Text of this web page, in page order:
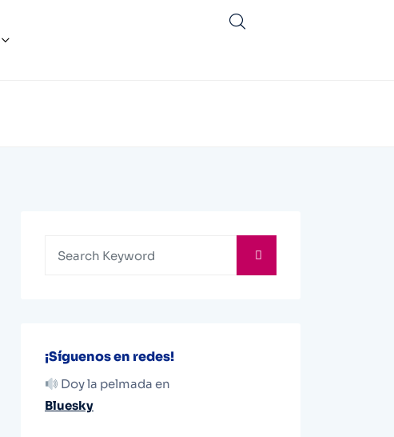
¡Síguenos en redes!
Doy la pelmada en
Bluesky